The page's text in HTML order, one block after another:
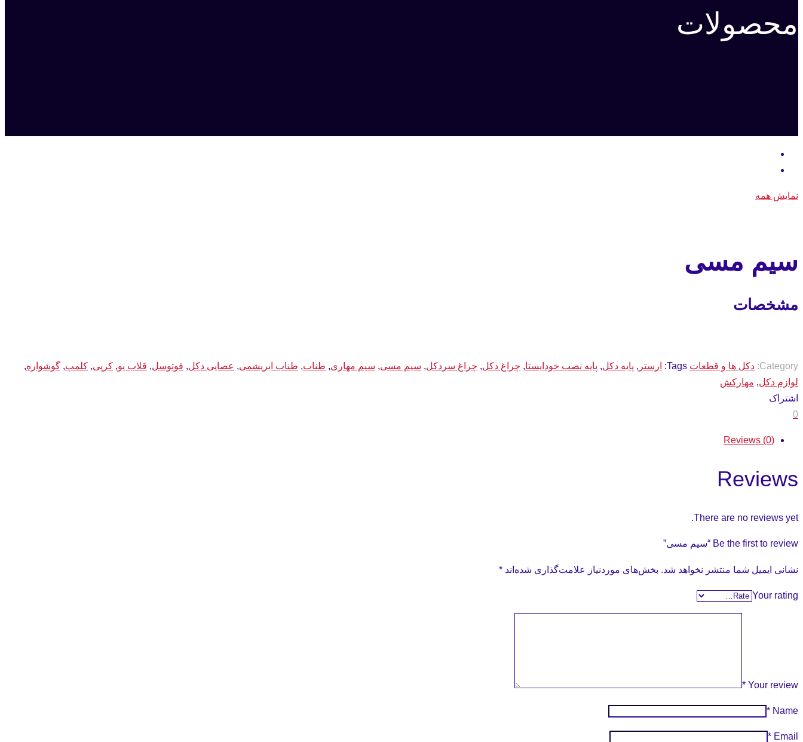
محصولات
نمایش همه
سیم مسی
مشخصات
Category: دکل ها و قطعات Tags: ارستر , پایه دکل, پایه نصب خودایستا, چراغ دکل, چراغ سردکل, سیم مسی, سیم مهاری, طناب, طناب ابریشمی, عصایی دکل, فوتوسل, قلاب یو, کرپی, کلمپ, گوشواره,
لوازم دکل, مهارکش
اشتراک
0
Reviews (0)
Reviews
There are no reviews yet.
Be the first to review “سیم مسی”
نشانی ایمیل شما منتشر نخواهد شد. بخش‌های موردنیاز علامت‌گذاری شده‌اند *
Your rating
Your review
*
Name
*
Email
*